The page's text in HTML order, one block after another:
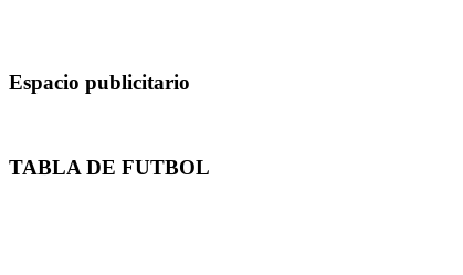
Espacio publicitario
TABLA DE FUTBOL